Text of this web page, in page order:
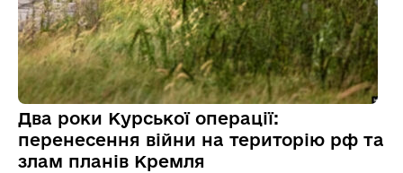
Два роки Курської операції:
перенесення війни на територію рф та
злам планів Кремля